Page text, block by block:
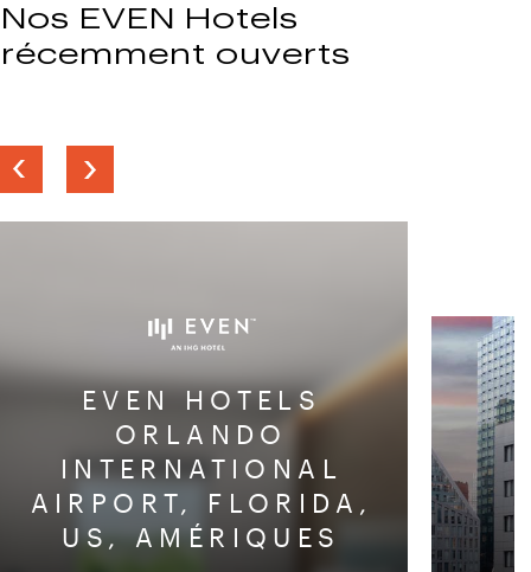
Nos EVEN Hotels
récemment ouverts
EVEN HOTELS
ORLANDO
INTERNATIONAL
AIRPORT, FLORIDA,
US, AMÉRIQUES
Next